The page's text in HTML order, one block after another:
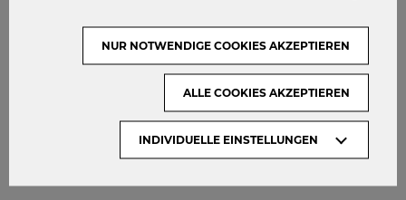
DATENSCHUTZ
INDIVIDUELLE EINSTELLUNGEN
NUR NOTWENDIGE COOKIES AKZEPTIEREN
ALLE COOKIES AKZEPTIEREN